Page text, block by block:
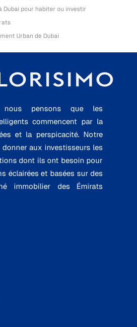
Dubai pour habiter ou investir
Urban de Dubai
nous pensons que les
commencent par la
et la perspicacité. Notre
aux investisseurs les
dont ils ont besoin pour
éclairées et basées sur des
immobilier des Émirats